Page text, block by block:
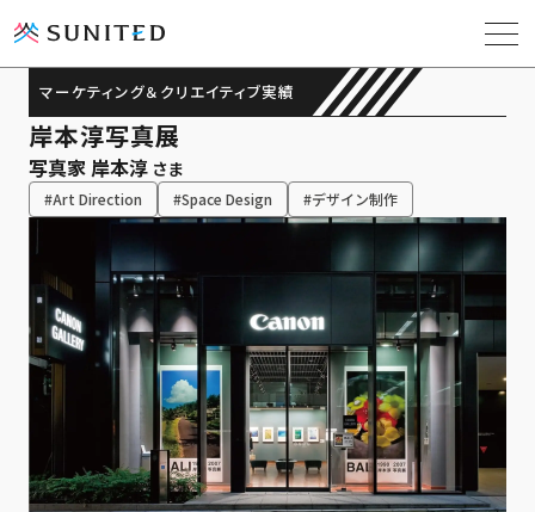
ソリューション
課題解決コラム
お役立ち資料
マーケティング＆クリエイティブ実績
岸本淳写真展
写真家 岸本淳 さま
#Art Direction #Space Design #デザイン制作